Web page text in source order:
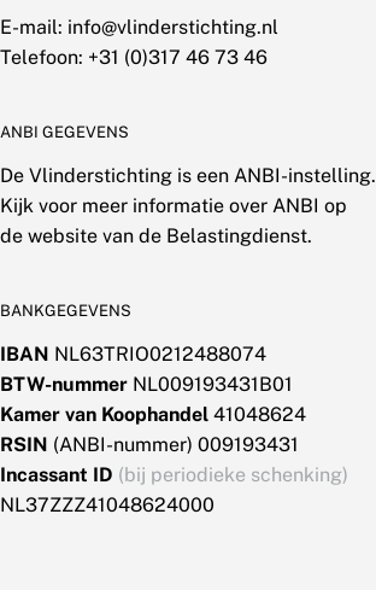
E-mail: info@vlinderstichting.nl
Telefoon: +31 (0)317 46 73 46
ANBI GEGEVENS
De Vlinderstichting is een ANBI-instelling.
Kijk voor meer informatie over ANBI op
de website van de Belastingdienst.
BANKGEGEVENS
IBAN NL63TRIO0212488074
BTW-nummer NL009193431B01
Kamer van Koophandel 41048624
RSIN (ANBI-nummer) 009193431
Incassant ID (bij periodieke schenking)
NL37ZZZ41048624000